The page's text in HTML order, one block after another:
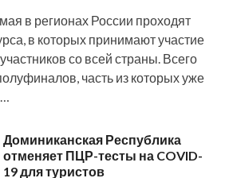
в регионах России проходят
в которых принимают участие
со всей страны. Всего
часть из которых уже
Доминиканская Республика
отменяет ПЦР-тесты на COVID-
19 для туристов